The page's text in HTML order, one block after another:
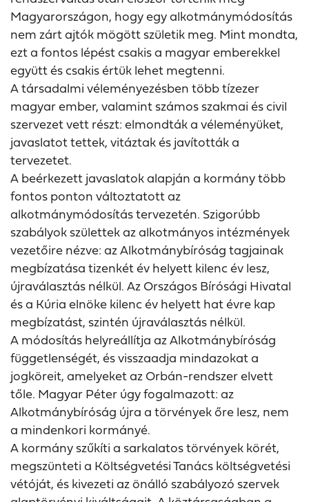
Magyarországon, hogy egy alkotmánymódosítás
nem zárt ajtók mögött születik meg. Mint mondta,
ezt a fontos lépést csakis a magyar emberekkel
együtt és csakis értük lehet megtenni.
A társadalmi véleményezésben több tízezer
magyar ember, valamint számos szakmai és civil
szervezet vett részt: elmondták a véleményüket,
javaslatot tettek, vitáztak és javították a
tervezetet.
A beérkezett javaslatok alapján a kormány több
fontos ponton változtatott az
alkotmánymódosítás tervezetén. Szigorúbb
szabályok születtek az alkotmányos intézmények
vezetőire nézve: az Alkotmánybíróság tagjainak
megbízatása tizenkét év helyett kilenc év lesz,
újraválasztás nélkül. Az Országos Bírósági Hivatal
és a Kúria elnöke kilenc év helyett hat évre kap
megbízatást, szintén újraválasztás nélkül.
A módosítás helyreállítja az Alkotmánybíróság
függetlenségét, és visszaadja mindazokat a
jogköreit, amelyeket az Orbán-rendszer elvett
tőle. Magyar Péter úgy fogalmazott: az
Alkotmánybíróság újra a törvények őre lesz, nem
a mindenkori kormányé.
A kormány szűkíti a sarkalatos törvények körét,
megszünteti a Költségvetési Tanács költségvetési
vétóját, és kivezeti az önálló szabályozó szervek